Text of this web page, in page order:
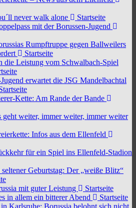
never walk alone
Startseite
mit der Borussen-Jugend
Rumpftruppe gegen Ballweilers
Startseite
die Leistung vom Schwalbach-Spiel
erwartet die JSG Mandelbachtal
Kette: Am Rande der Bande
geht weiter, immer weiter, immer weiter
Infos aus dem Ellenfeld
für ein Spiel ins Ellenfeld-Stadion
Geburtstag: Der „weiße Blitz“
mit guter Leistung
Startseite
in allem ein bitterer Abend
Startseite
Karlsruhe: Borussia belohnt sich nicht